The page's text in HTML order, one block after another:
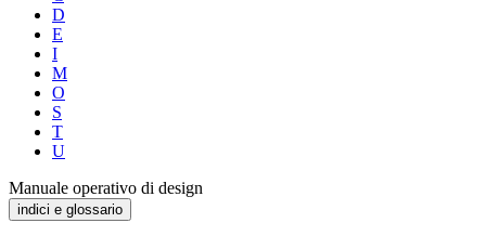
D
E
I
M
O
S
T
U
Manuale operativo di design
indici e glossario